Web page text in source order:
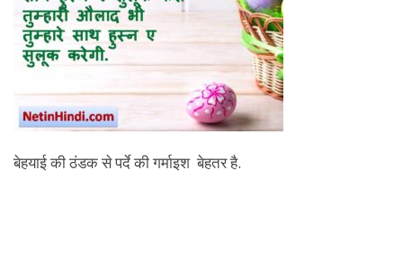
बेहयाई की ठंडक से पर्दे की गर्माइश बेहतर है.